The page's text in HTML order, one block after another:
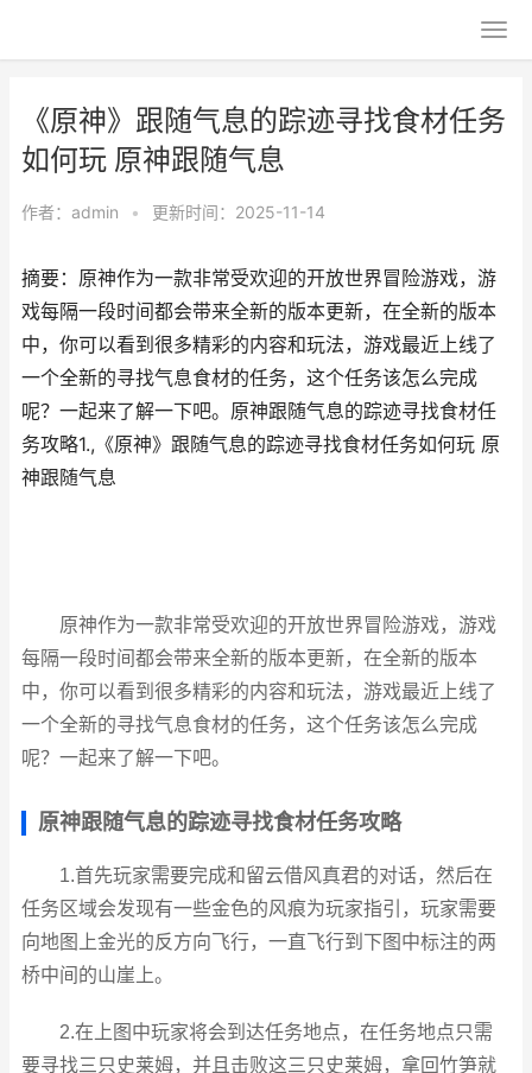
《原神》跟随气息的踪迹寻找食材任务
如何玩 原神跟随气息
作者： admin • 更新时间：2025-11-14
摘要：原神作为一款非常受欢迎的开放世界冒险游戏，游
戏每隔一段时间都会带来全新的版本更新，在全新的版本
中，你可以看到很多精彩的内容和玩法，游戏最近上线了
一个全新的寻找气息食材的任务，这个任务该怎么完成
呢？一起来了解一下吧。原神跟随气息的踪迹寻找食材任
务攻略1.,《原神》跟随气息的踪迹寻找食材任务如何玩 原
神跟随气息
原神作为一款非常受欢迎的开放世界冒险游戏，游戏
每隔一段时间都会带来全新的版本更新，在全新的版本
中，你可以看到很多精彩的内容和玩法，游戏最近上线了
一个全新的寻找气息食材的任务，这个任务该怎么完成
呢？一起来了解一下吧。
原神跟随气息的踪迹寻找食材任务攻略
1.首先玩家需要完成和留云借风真君的对话，然后在
任务区域会发现有一些金色的风痕为玩家指引，玩家需要
向地图上金光的反方向飞行，一直飞行到下图中标注的两
桥中间的山崖上。
2.在上图中玩家将会到达任务地点，在任务地点只需
要寻找三只史莱姆，并且击败这三只史莱姆，拿回竹笋就